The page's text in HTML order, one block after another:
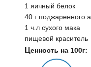
1 яичный белок
40 г поджаренного
1 ч.л сухого мака
пищевой краситель
Ценность на 100г: